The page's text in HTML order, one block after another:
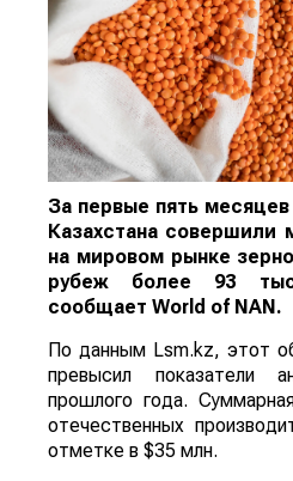
За первые пять
Казахстана совершили
на мировом рынке
рубеж более 93
сообщает World of NAN.
По данным Lsm.kz, этот
превысил показатели
прошлого года.
отечественных
отметке в $35 млн.